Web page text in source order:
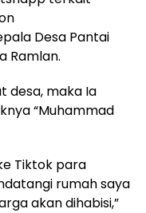
Desa Pantai
Ramlan.
desa, maka Ia
“Muhammad
Tiktok para
rumah saya
akan dihabisi,”